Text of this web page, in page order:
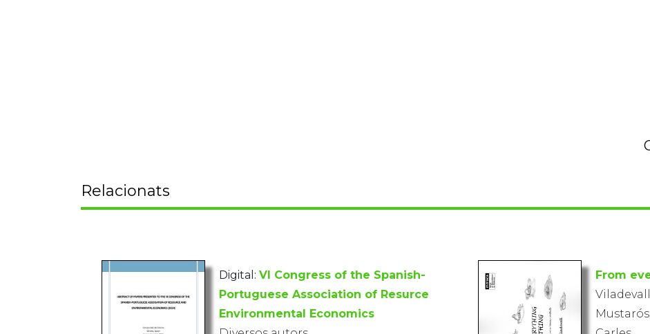
Relacionats
Digital: VI Congress of the Spanish-
Portuguese Association of Resurce
Environmental Economics
From